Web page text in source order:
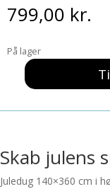
799,00 kr.
På lager
Juledug
Hør
Skab julens
Juledug 140×360 cm i